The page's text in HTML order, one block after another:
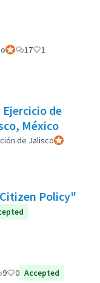
Participant officiel
17
1
de
México
de JaliscoParticipant
Policy"
officiel
9 0 Accepted